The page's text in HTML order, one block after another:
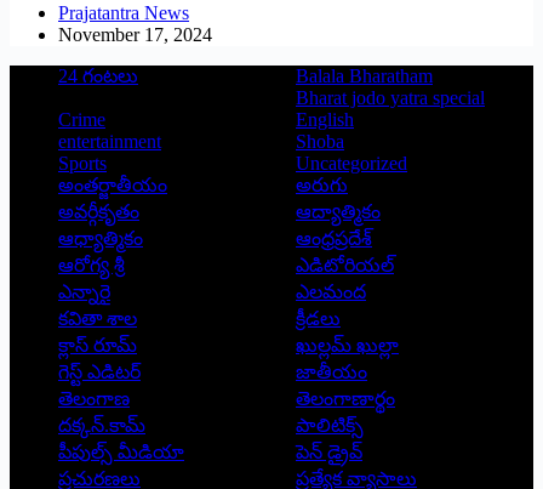
Prajatantra News
November 17, 2024
24 గంటలు
Balala Bharatham
Bharat jodo yatra special
Crime
English
entertainment
Shoba
Sports
Uncategorized
అంతర్జాతీయం
అరుగు
అవర్గీకృతం
ఆద్యాత్మికం
ఆధ్యాత్మికం
ఆంధ్రప్రదేశ్
ఆరోగ్య శ్రీ
ఎడిటోరియల్
ఎన్నారై
ఎలమంద
కవితా శాల
క్రీడలు
క్లాస్ రూమ్
ఖుల్లమ్ ఖుల్లా
గెస్ట్ ఎడిటర్
జాతీయం
తెలంగాణ
తెలంగాణార్థం
దక్కన్.కామ్
పాలిటిక్స్
పీపుల్స్ ‌మీడియా
పెన్ డ్రైవ్
ప్రచురణలు
ప్రత్యేక వ్యాసాలు